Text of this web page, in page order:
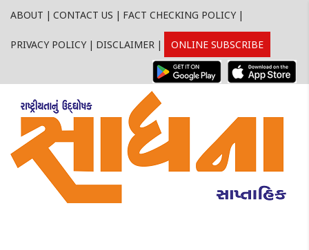
ABOUT | CONTACT US | FACT CHECKING POLICY |
PRIVACY POLICY | DISCLAIMER | ONLINE SUBSCRIBE